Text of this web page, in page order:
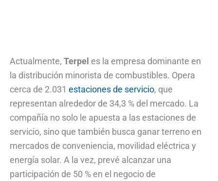
Actualmente, Terpel es la empresa dominante en
la distribución minorista de combustibles. Opera
cerca de 2.031 estaciones de servicio, que
representan alrededor de 34,3 % del mercado. La
compañía no solo le apuesta a las estaciones de
servicio, sino que también busca ganar terreno en
mercados de conveniencia, movilidad eléctrica y
energía solar. A la vez, prevé alcanzar una
participación de 50 % en el negocio de